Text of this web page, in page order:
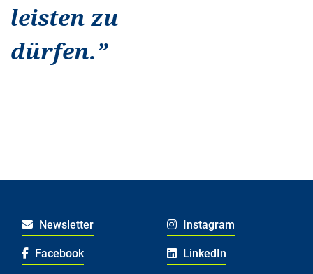
leisten zu
dürfen.”
Newsletter Instagram
Facebook LinkedIn